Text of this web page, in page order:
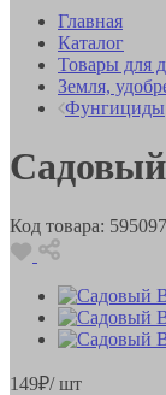
Главная
Каталог
Товары для
Земля,
Фунгициды
Код товара: 595097
149₽/ шт